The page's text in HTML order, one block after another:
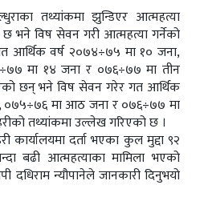
तथ्यांकमा झुन्डिएर आत्महत्या
भने विष सेवन गरी आत्महत्या गर्नेको
आर्थिक वर्ष २०७४÷७५ मा १० जना,
मा १४ जना र ०७६÷७७ मा तीन
छन् भने विष सेवन गरेर गत आर्थिक
०७५÷७६ मा आठ जना र ०७६÷७७ मा
तथ्यांकमा उल्लेख गरिएको छ ।
कार्यालयमा दर्ता भएका कुल मुद्दा ९२
बढी आत्महत्याका मामिला भएको
दधिराम न्यौपानेले जानकारी दिनुभयो